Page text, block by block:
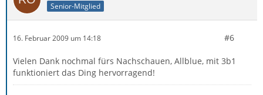
Senior-Mitglied
16. Februar 2009 um 14:18 #6
Vielen Dank nochmal fürs Nachschauen, Allblue, mit 3b1
funktioniert das Ding hervorragend!